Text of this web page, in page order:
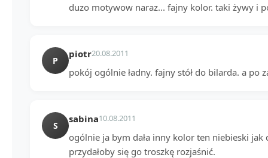
duzo motywow naraz... fajny kolor. taki żywy i
P
piotr20.08.2011
pokój ogólnie ładny. fajny stół do bilarda. a po
S
sabina10.08.2011
ogólnie ja bym dała inny kolor ten niebieski jak
przydałoby się go troszkę rozjaśnić.